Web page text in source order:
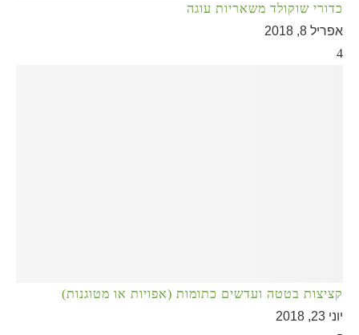
כדורי שוקולד משאריות עוגה
אפריל 8, 2018
4
קציצות בטטה ועדשים כתומות (אפויות או מטוגנות)
יוני 23, 2018